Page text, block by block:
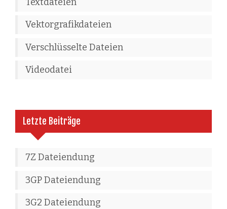
Vektorgrafikdateien
Verschlüsselte Dateien
Videodatei
Letzte Beiträge
7Z Dateiendung
3GP Dateiendung
3G2 Dateiendung